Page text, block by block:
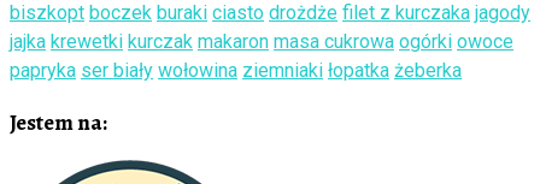
biszkopt boczek buraki ciasto drożdże filet z kurczaka jagody
jajka krewetki kurczak makaron masa cukrowa ogórki owoce
papryka ser biały wołowina ziemniaki łopatka żeberka
Jestem na: